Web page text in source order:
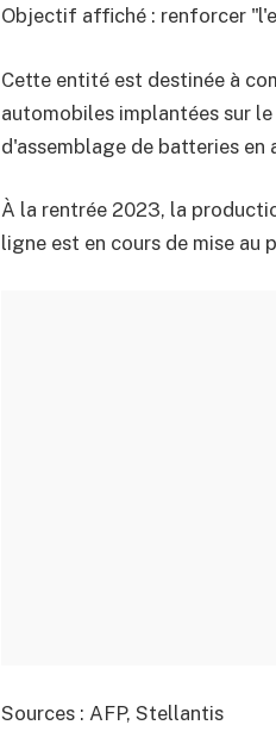
Objectif affiché : renforcer
Cette entité est destinée à
automobiles implantées sur
d'assemblage de batteries en
À la rentrée 2023, la
ligne est en cours de mise au
Sources : AFP, Stellantis